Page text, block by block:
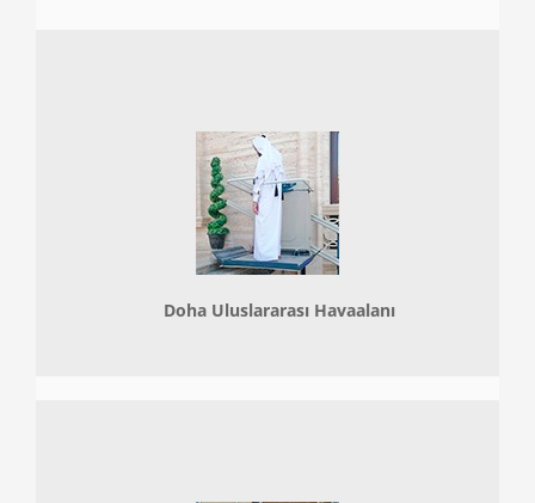
Doha Uluslararası Havaalanı